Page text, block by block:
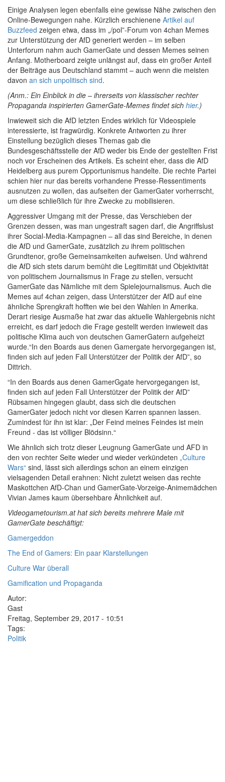
Einige Analysen legen ebenfalls eine gewisse Nähe zwischen den
Online-Bewegungen nahe. Kürzlich erschienene Artikel auf
Buzzfeed zeigen etwa, dass im „/pol”-Forum von 4chan Memes
zur Unterstützung der AfD generiert werden – im selben
Unterforum nahm auch GamerGate und dessen Memes seinen
Anfang. Motherboard zeigte unlängst auf, dass ein großer Anteil
der Beiträge aus Deutschland stammt – auch wenn die meisten
davon an sich unpolitisch sind.
(Anm.: Ein Einblick in die – ihrerseits von klassischer rechter
Propaganda inspirierten GamerGate-Memes findet sich hier.)
Inwieweit sich die AfD letzten Endes wirklich für Videospiele
interessierte, ist fragwürdig. Konkrete Antworten zu ihrer
Einstellung bezüglich dieses Themas gab die
Bundesgeschäftsstelle der AfD weder bis Ende der gestellten Frist
noch vor Erscheinen des Artikels. Es scheint eher, dass die AfD
Heidelberg aus purem Opportunismus handelte. Die rechte Partei
schien hier nur das bereits vorhandene Presse-Ressentiments
ausnutzen zu wollen, das aufseiten der GamerGater vorherrscht,
um diese schließlich für ihre Zwecke zu mobilisieren.
Aggressiver Umgang mit der Presse, das Verschieben der
Grenzen dessen, was man ungestraft sagen darf, die Angriffslust
ihrer Social-Media-Kampagnen – all das sind Bereiche, in denen
die AfD und GamerGate, zusätzlich zu ihrem politischen
Grundtenor, große Gemeinsamkeiten aufweisen. Und während
die AfD sich stets darum bemüht die Legitimität und Objektivität
von politischem Journalismus in Frage zu stellen, versucht
GamerGate das Nämliche mit dem Spielejournalismus. Auch die
Memes auf 4chan zeigen, dass Unterstützer der AfD auf eine
ähnliche Sprengkraft hofften wie bei den Wahlen in Amerika.
Derart riesige Ausmaße hat zwar das aktuelle Wahlergebnis nicht
erreicht, es darf jedoch die Frage gestellt werden inwieweit das
politische Klima auch von deutschen GamerGatern aufgeheizt
wurde.“In den Boards aus denen Gamergate hervorgegangen ist,
finden sich auf jeden Fall Unterstützer der Politik der AfD”, so
Dittrich.
“In den Boards aus denen GamerGgate hervorgegangen ist,
finden sich auf jeden Fall Unterstützer der Politik der AfD”
Rübsamen hingegen glaubt, dass sich die deutschen
GamerGater jedoch nicht vor diesen Karren spannen lassen.
Zumindest für ihn ist klar: „Der Feind meines Feindes ist mein
Freund - das ist völliger Blödsinn.“
Wie ähnlich sich trotz dieser Leugnung GamerGate und AFD in
den von rechter Seite wieder und wieder verkündeten „Culture
Wars“ sind, lässt sich allerdings schon an einem einzigen
vielsagenden Detail erahnen: Nicht zuletzt weisen das rechte
Maskottchen AfD-Chan und GamerGate-Vorzeige-Animemädchen
Vivian James kaum übersehbare Ähnlichkeit auf.
Videogametourism.at hat sich bereits mehrere Male mit
GamerGate beschäftigt:
Gamergeddon
The End of Gamers: Ein paar Klarstellungen
Culture War überall
Gamification und Propaganda
Autor:
Gast
Freitag, September 29, 2017 - 10:51
Tags:
Politik